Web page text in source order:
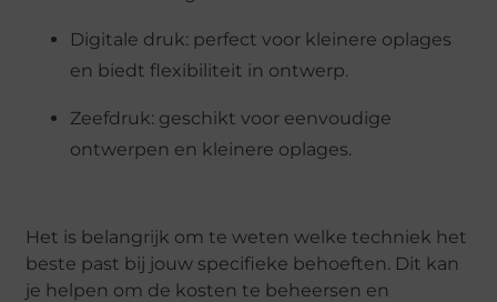
Digitale druk: perfect voor kleinere oplages
en biedt flexibiliteit in ontwerp.
Zeefdruk: geschikt voor eenvoudige
ontwerpen en kleinere oplages.
Het is belangrijk om te weten welke techniek het
beste past bij jouw specifieke behoeften. Dit kan
je helpen om de kosten te beheersen en